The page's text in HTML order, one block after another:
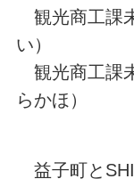
観光商工課
い）
観光商工課
らかほ）
益子町と